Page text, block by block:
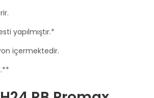
yapılmıştır.*
içermektedir.